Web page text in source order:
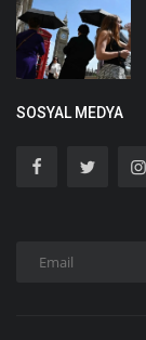
SOSYAL MEDYA